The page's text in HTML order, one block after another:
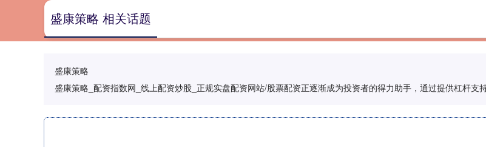
盛康策略
盛康策略_配资指数网_线上配资炒股_正规实盘配资网站/股票配资正逐渐成为投资者的得力助手，通过提供杠杆支
盛康策略 相关话题